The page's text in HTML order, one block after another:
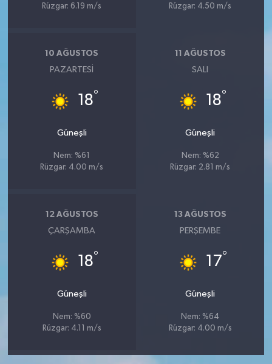
Rüzgar: 6.19 m/s
Rüzgar: 4.50 m/s
10 AĞUSTOS
PAZARTESI
18°
Güneşli
Nem: %61
Rüzgar: 4.00 m/s
11 AĞUSTOS
SALI
18°
Güneşli
Nem: %62
Rüzgar: 2.81 m/s
12 AĞUSTOS
ÇARŞAMBA
18°
Güneşli
Nem: %60
Rüzgar: 4.11 m/s
13 AĞUSTOS
PERŞEMBE
17°
Güneşli
Nem: %64
Rüzgar: 4.00 m/s